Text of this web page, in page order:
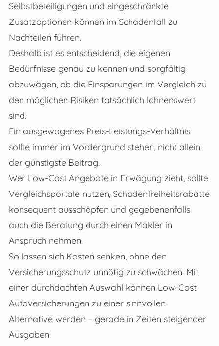
Selbstbeteiligungen und eingeschränkte
Zusatzoptionen können im Schadenfall zu
Nachteilen führen.
Deshalb ist es entscheidend, die eigenen
Bedürfnisse genau zu kennen und sorgfältig
abzuwägen, ob die Einsparungen im Vergleich zu
den möglichen Risiken tatsächlich lohnenswert
sind.
Ein ausgewogenes Preis-Leistungs-Verhältnis
sollte immer im Vordergrund stehen, nicht allein
der günstigste Beitrag.
Wer Low-Cost Angebote in Erwägung zieht, sollte
Vergleichsportale nutzen, Schadenfreiheitsrabatte
konsequent ausschöpfen und gegebenenfalls
auch die Beratung durch einen Makler in
Anspruch nehmen.
So lassen sich Kosten senken, ohne den
Versicherungsschutz unnötig zu schwächen. Mit
einer durchdachten Auswahl können Low-Cost
Autoversicherungen zu einer sinnvollen
Alternative werden – gerade in Zeiten steigender
Ausgaben.